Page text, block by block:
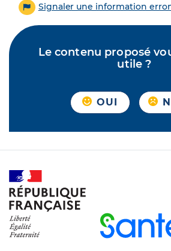
Signaler une information
Le contenu proposé
utile ?
OUI